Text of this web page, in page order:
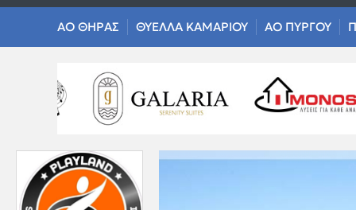
ΑΟ ΘΗΡΑΣ ΘΥΕΛΛΑ ΚΑΜΑΡΙΟΥ ΑΟ ΠΥΡΓΟΥ